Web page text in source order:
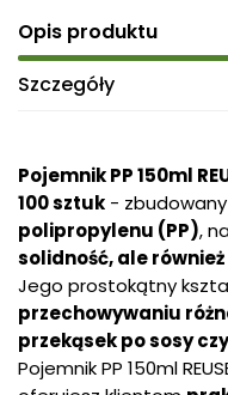
Opis produktu
Szczegóły
Pojemnik PP 150ml
100 sztuk -
polipropylenu (PP),
solidność, ale
Jego prostokątny
przechowywaniu
przekąsek po sosy
Pojemnik PP 150ml